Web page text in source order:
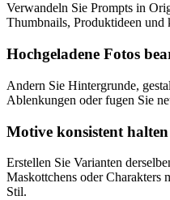
Verwandeln Sie Prompts in
Thumbnails, Produktideen und
Hochgeladene Fotos
Andern Sie Hintergrunde,
Ablenkungen oder fugen Sie
Motive konsistent halten
Erstellen Sie Varianten
Maskottchens oder Charakters
Stil.